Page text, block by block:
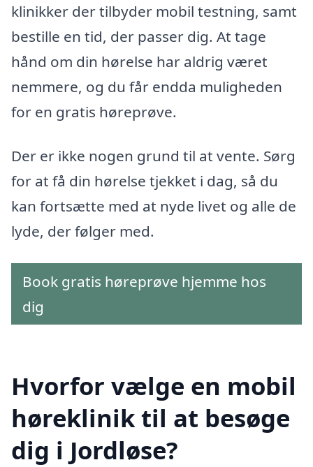
klinikker der tilbyder mobil testning, samt
bestille en tid, der passer dig. At tage
hånd om din hørelse har aldrig været
nemmere, og du får endda muligheden
for en gratis høreprøve.
Der er ikke nogen grund til at vente. Sørg
for at få din hørelse tjekket i dag, så du
kan fortsætte med at nyde livet og alle de
lyde, der følger med.
Book gratis høreprøve hjemme hos
dig
Hvorfor vælge en mobil
høreklinik til at besøge
dig i Jordløse?